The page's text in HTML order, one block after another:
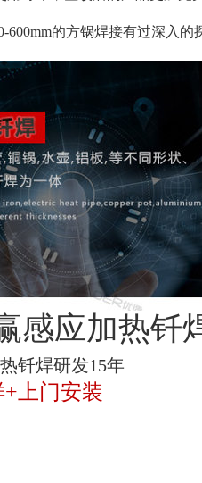
600mm的方锅焊接有过深入
感应加热钎
钎焊研发15年
上门安装